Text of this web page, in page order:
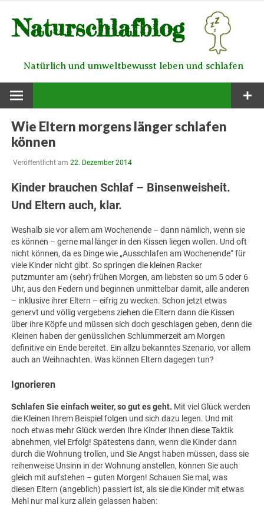
Inhalt
springen
Naturschlafblog
Natürlich und umweltbewusst leben und schlafen
Wie Eltern morgens länger schlafen
können
Veröffentlicht am 22. Dezember 2014
Kinder brauchen Schlaf – Binsenweisheit.
Und Eltern auch, klar.
Weshalb sie vor allem am Wochenende – dann nämlich, wenn sie
es können – gerne mal länger in den Kissen liegen wollen. Und oft
nicht können, da es Dinge wie „Ausschlafen am Wochenende“ für
viele Kinder nicht gibt. So springen die kleinen Racker
putzmunter am (sehr) frühen Morgen, am liebsten so um 5 oder 6
Uhr, aus den Federn und beginnen unmittelbar damit, alle anderen
– inklusive ihrer Eltern – eifrig zu wecken. Schon jetzt etwas
genervt und völlig vergebens ziehen die Eltern dann die Kissen
über ihre Köpfe und müssen sich doch geschlagen geben, denn die
Kleinen haben der genüsslichen Schlummerzeit am Morgen
definitive ein Ende bereitet. Ein allzu bekanntes Szenario, vor allem
auch an Weihnachten. Was können Eltern dagegen tun?
Ignorieren
Schlafen Sie einfach weiter, so gut es geht. Mit viel Glück werden
die Kleinen Ihrem Beispiel folgen und sich dazu legen. Und mit
noch etwas mehr Glück werden Ihre Kinder Ihnen diese Taktik
abnehmen, viel Erfolg! Spätestens dann, wenn die Kinder dann
durch die Wohnung trollen, und Sie Angst haben müssen, dass sie
reihenweise Unsinn in der Wohnung anstellen, können Sie auch
gleich mit aufstehen – guten Morgen! Schauen Sie mal, was
diesen Eltern (angeblich) passiert ist, als sie die Kinder mit etwas
Mehl nur mal kurz allein gelassen haben: